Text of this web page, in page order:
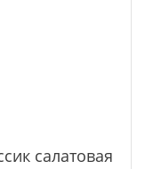
салатовая